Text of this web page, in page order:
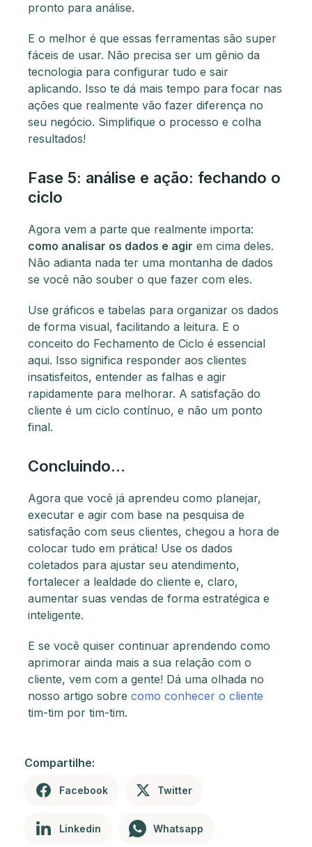
pronto para análise.
E o melhor é que essas ferramentas são super
fáceis de usar. Não precisa ser um gênio da
tecnologia para configurar tudo e sair
aplicando. Isso te dá mais tempo para focar nas
ações que realmente vão fazer diferença no
seu negócio. Simplifique o processo e colha
resultados!
Fase 5: análise e ação: fechando o
ciclo
Agora vem a parte que realmente importa:
como analisar os dados e agir em cima deles.
Não adianta nada ter uma montanha de dados
se você não souber o que fazer com eles.
Use gráficos e tabelas para organizar os dados
de forma visual, facilitando a leitura. E o
conceito do Fechamento de Ciclo é essencial
aqui. Isso significa responder aos clientes
insatisfeitos, entender as falhas e agir
rapidamente para melhorar. A satisfação do
cliente é um ciclo contínuo, e não um ponto
final.
Concluindo…
Agora que você já aprendeu como planejar,
executar e agir com base na pesquisa de
satisfação com seus clientes, chegou a hora de
colocar tudo em prática! Use os dados
coletados para ajustar seu atendimento,
fortalecer a lealdade do cliente e, claro,
aumentar suas vendas de forma estratégica e
inteligente.
E se você quiser continuar aprendendo como
aprimorar ainda mais a sua relação com o
cliente, vem com a gente! Dá uma olhada no
nosso artigo sobre como conhecer o cliente
tim-tim por tim-tim.
Compartilhe:
Facebook Twitter
Linkedin Whatsapp